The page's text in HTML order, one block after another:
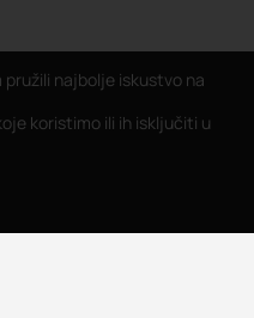
najbolje iskustvo na
koristimo ili ih isključiti u